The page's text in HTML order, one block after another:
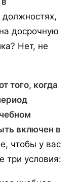
должностях,
досрочную
Нет, не
того, когда
включен в
чтобы у вас
три условия: